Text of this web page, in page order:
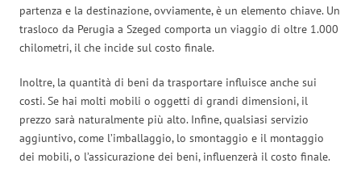
partenza e la destinazione, ovviamente, è un elemento chiave. Un
trasloco da Perugia a Szeged comporta un viaggio di oltre 1.000
chilometri, il che incide sul costo finale.
Inoltre, la quantità di beni da trasportare influisce anche sui
costi. Se hai molti mobili o oggetti di grandi dimensioni, il
prezzo sarà naturalmente più alto. Infine, qualsiasi servizio
aggiuntivo, come l’imballaggio, lo smontaggio e il montaggio
dei mobili, o l’assicurazione dei beni, influenzerà il costo finale.